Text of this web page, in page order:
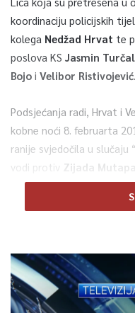
koordinaciju policijskih
kolega Nedžad Hrvat te
poslova KS Jasmin
Bojo i Velibor Ristivojević
Podsjećanja radi, Hrvat i
kobne noći 8. februarta
ranije svjedočila u slučaju
vodi protiv
Zijada Mutapa
Barića,Muamera